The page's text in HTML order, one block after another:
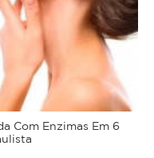
Com Enzimas Em 6